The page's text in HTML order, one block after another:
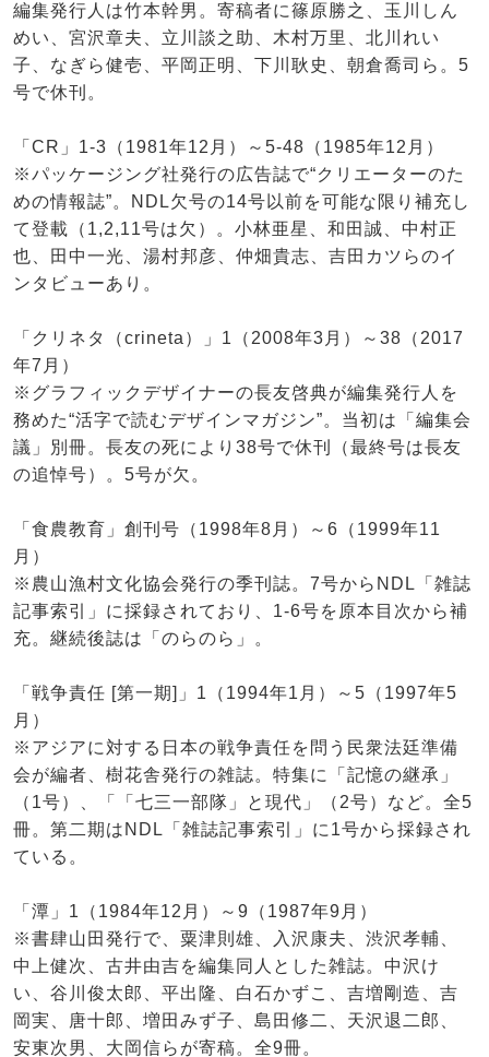
編集発行人は竹本幹男。寄稿者に篠原勝之、玉川しん
めい、宮沢章夫、立川談之助、木村万里、北川れい
子、なぎら健壱、平岡正明、下川耿史、朝倉喬司ら。5
号で休刊。
「CR」1-3（1981年12月）～5-48（1985年12月）
※パッケージング社発行の広告誌で“クリエーターのた
めの情報誌”。NDL欠号の14号以前を可能な限り補充し
て登載（1,2,11号は欠）。小林亜星、和田誠、中村正
也、田中一光、湯村邦彦、仲畑貴志、吉田カツらのイ
ンタビューあり。
「クリネタ（crineta）」1（2008年3月）～38（2017
年7月）
※グラフィックデザイナーの長友啓典が編集発行人を
務めた“活字で読むデザインマガジン”。当初は「編集会
議」別冊。長友の死により38号で休刊（最終号は長友
の追悼号）。5号が欠。
「食農教育」創刊号（1998年8月）～6（1999年11
月）
※農山漁村文化協会発行の季刊誌。7号からNDL「雑誌
記事索引」に採録されており、1-6号を原本目次から補
充。継続後誌は「のらのら」。
「戦争責任 [第一期]」1（1994年1月）～5（1997年5
月）
※アジアに対する日本の戦争責任を問う民衆法廷準備
会が編者、樹花舎発行の雑誌。特集に「記憶の継承」
（1号）、「「七三一部隊」と現代」（2号）など。全5
冊。第二期はNDL「雑誌記事索引」に1号から採録され
ている。
「潭」1（1984年12月）～9（1987年9月）
※書肆山田発行で、粟津則雄、入沢康夫、渋沢孝輔、
中上健次、古井由吉を編集同人とした雑誌。中沢け
い、谷川俊太郎、平出隆、白石かずこ、吉増剛造、吉
岡実、唐十郎、増田みず子、島田修二、天沢退二郎、
安東次男、大岡信らが寄稿。全9冊。